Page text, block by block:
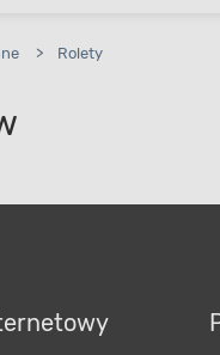
> Rolety